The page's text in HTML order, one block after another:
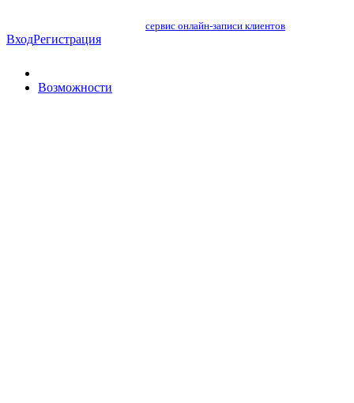
сервис онлайн-записи клиентов
ВходРегистрация
Возможности